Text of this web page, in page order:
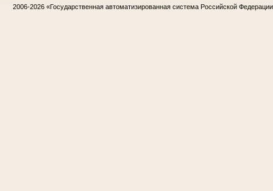
2006-2026 «Государственная автоматизированная система Российской